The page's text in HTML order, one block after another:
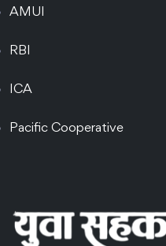
AMUI
RBI
ICA
Pacific Cooperative